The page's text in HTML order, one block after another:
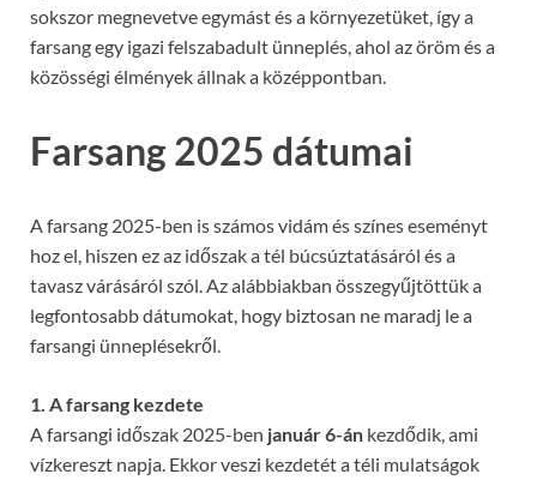
sokszor megnevetve egymást és a környezetüket, így a
farsang egy igazi felszabadult ünneplés, ahol az öröm és a
közösségi élmények állnak a középpontban.
Farsang 2025 dátumai
A farsang 2025-ben is számos vidám és színes eseményt
hoz el, hiszen ez az időszak a tél búcsúztatásáról és a
tavasz várásáról szól. Az alábbiakban összegyűjtöttük a
legfontosabb dátumokat, hogy biztosan ne maradj le a
farsangi ünneplésekről.
1. A farsang kezdete
A farsangi időszak 2025-ben január 6-án kezdődik, ami
vízkereszt napja. Ekkor veszi kezdetét a téli mulatságok